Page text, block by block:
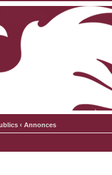
‹ Annonces